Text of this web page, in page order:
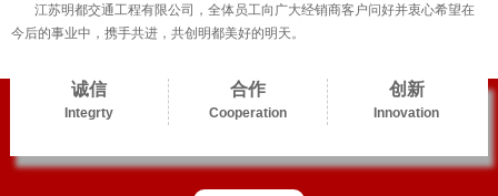
江苏明都交通工程有限公司，全体员工向广大经销商客户问好并衷心希望在
今后的事业中，携手共进，共创明都美好的明天。
诚信
Integrty
合作
Cooperation
创新
Innovation